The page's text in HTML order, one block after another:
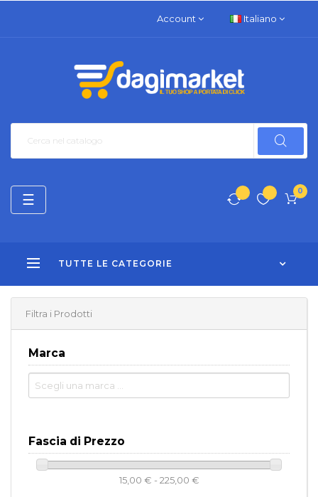
Account Italiano
0
TUTTE LE CATEGORIE
navigazione
Toggle
☰
Filtra i Prodotti
Marca
Fascia di Prezzo
15,00 € - 225,00 €